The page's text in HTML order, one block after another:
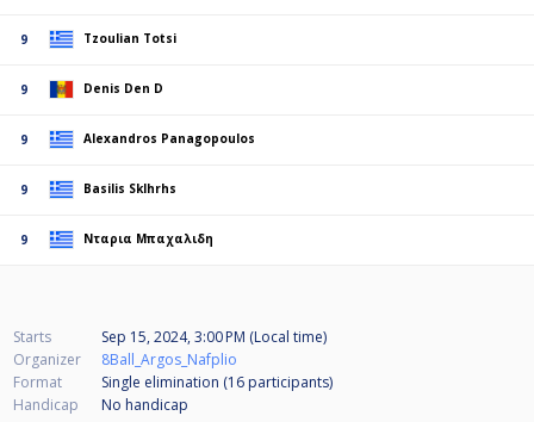
9 Tzoulian Totsi
9 Denis Den D
9 Alexandros Panagopoulos
9 Basilis Sklhrhs
9 Νταρια Μπαχαλιδη
Starts
Sep 15, 2024, 3:00 PM (Local time)
Organizer
8Ball_Argos_Nafplio
Format
Single elimination (16 participants)
Handicap
No handicap